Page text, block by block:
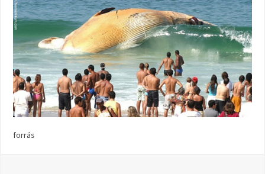
forrás